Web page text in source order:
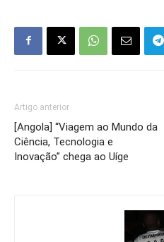
Artigo anterior
[Angola] “Viagem ao Mundo da
Ciência, Tecnologia e
Inovação” chega ao Uíge